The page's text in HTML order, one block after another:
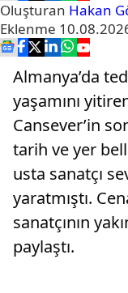
Oluşturan Hakan
Eklenme
Almanya’da
yaşamını
Cansever’in
tarih ve yer
usta sanatçı
yaratmıştı.
sanatçının
paylaştı.